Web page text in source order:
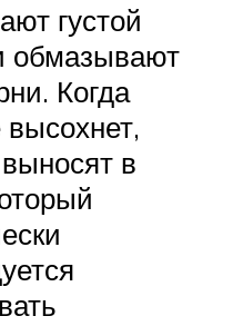
густой
обмазывают
Когда
в